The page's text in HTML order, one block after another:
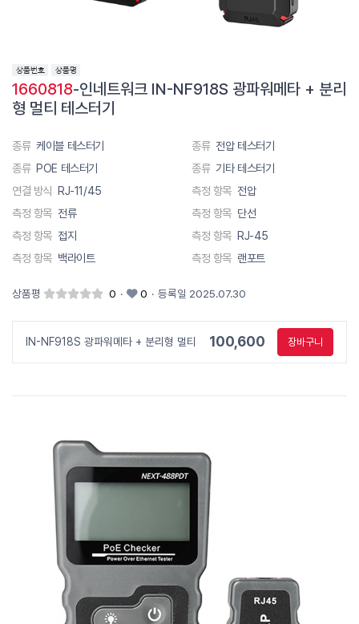
1660818-인네트워크 IN-NF918S 광파워메타 + 분리
형 멀티 테스터기
종류 케이블 테스터기 종류 전압 테스터기
종류 POE 테스터기 종류 기타 테스터기
연결 방식 RJ-11/45 측정 항목 전압
측정 항목 전류 측정 항목 단선
측정 항목 접지 측정 항목 RJ-45
측정 항목 백라이트 측정 항목 랜포트
상품평 0 · 0 · 등록일 2025.07.30
IN-NF918S 광파워메타 + 분리형 멀티 100,600 장바구니